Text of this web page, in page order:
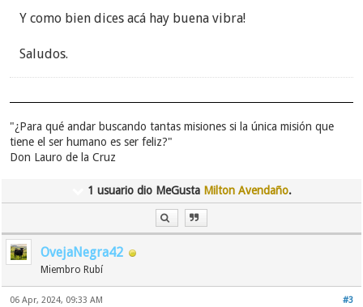
Y como bien dices acá hay buena vibra!
Saludos.
"¿Para qué andar buscando tantas misiones si la única misión que
tiene el ser humano es ser feliz?"
Don Lauro de la Cruz
1 usuario dio MeGusta Milton Avendaño.
OvejaNegra42
Miembro Rubí
#3
06 Apr, 2024, 09:33 AM